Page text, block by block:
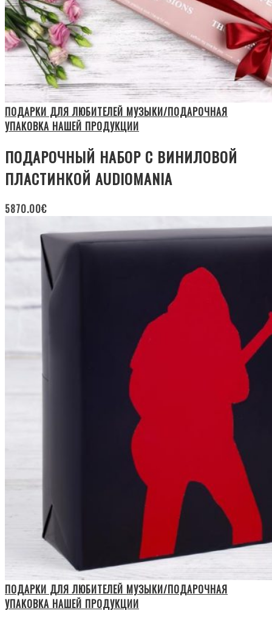
ПОДАРКИ ДЛЯ ЛЮБИТЕЛЕЙ МУЗЫКИ/ПОДАРОЧНАЯ
УПАКОВКА НАШЕЙ ПРОДУКЦИИ
ПОДАРОЧНЫЙ НАБОР С ВИНИЛОВОЙ
ПЛАСТИНКОЙ AUDIOMANIA
5870.00€
ПОДАРКИ ДЛЯ ЛЮБИТЕЛЕЙ МУЗЫКИ/ПОДАРОЧНАЯ
УПАКОВКА НАШЕЙ ПРОДУКЦИИ